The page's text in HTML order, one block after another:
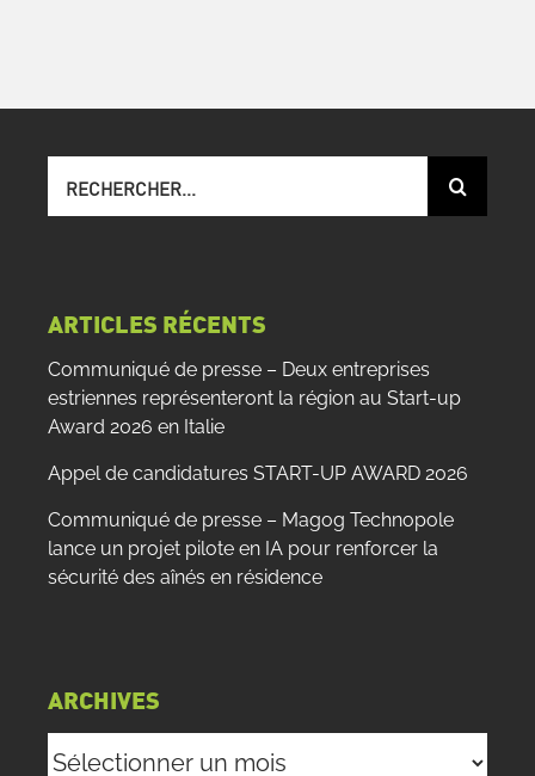
sur
ARTICLES RÉCENTS
Communiqué de presse – Deux entreprises
estriennes représenteront la région au Start-up
Award 2026 en Italie
Appel de candidatures START-UP AWARD 2026
Communiqué de presse – Magog Technopole
lance un projet pilote en IA pour renforcer la
sécurité des aînés en résidence
ARCHIVES